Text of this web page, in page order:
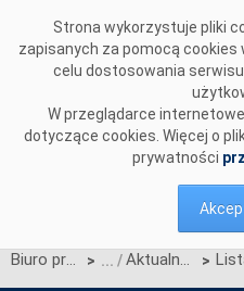
Strona wykorzystuje pliki
zapisanych za pomocą
celu dostosowania
W przeglądarce
dotyczące cookies. Więcej o
prywatności
Biuro prasowe > Aktualności >